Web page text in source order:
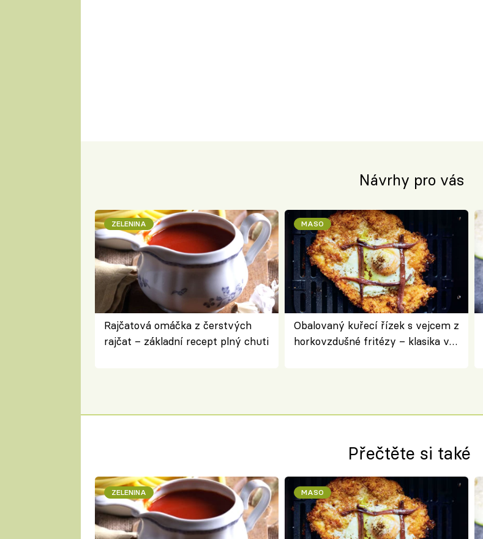
Návrhy pro vás
ZELENINA
Rajčatová omáčka z čerstvých
rajčat – základní recept plný chuti
MASO
Obalovaný kuřecí řízek s vejcem z
horkovzdušné fritézy – klasika v
Přečtěte si také
ZELENINA MASO